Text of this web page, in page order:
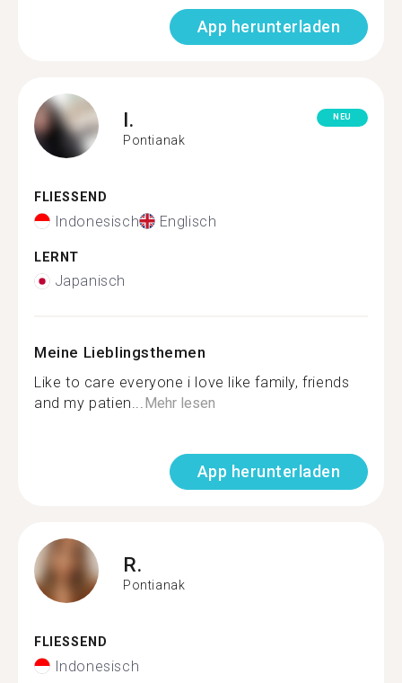
App herunterladen
I.
Pontianak
NEU
FLIESSEND
Indonesisch Englisch
LERNT
Japanisch
Meine Lieblingsthemen
Like to care everyone i love like family, friends
and my patien...Mehr lesen
App herunterladen
R.
Pontianak
FLIESSEND
Indonesisch